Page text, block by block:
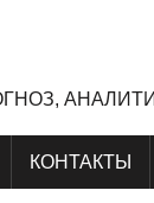
КОНТАКТЫ